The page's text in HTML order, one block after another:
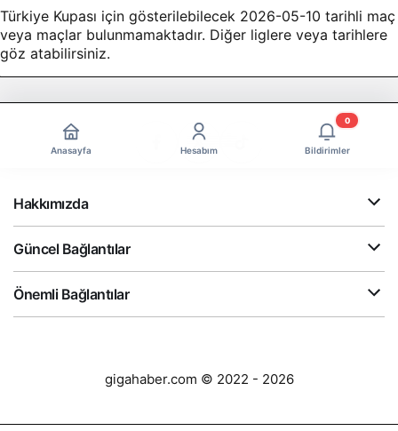
Türkiye Kupası için gösterilebilecek 2026-05-10 tarihli maç
veya maçlar bulunmamaktadır. Diğer liglere veya tarihlere
göz atabilirsiniz.
Anasayfa Hesabım Bildirimler
0
Hakkımızda
Güncel Bağlantılar
Önemli Bağlantılar
gigahaber.com © 2022 - 2026